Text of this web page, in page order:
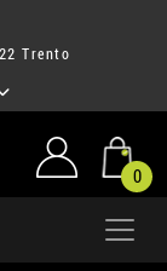
Trento
0